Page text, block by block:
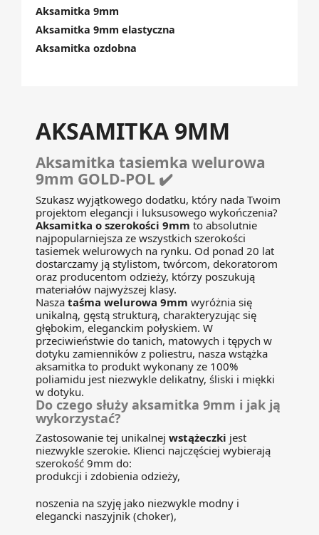
Aksamitka 9mm
Aksamitka 9mm elastyczna
Aksamitka ozdobna
AKSAMITKA 9MM
Aksamitka tasiemka welurowa
9mm GOLD-POL ✔️
Szukasz wyjątkowego dodatku, który nada Twoim
projektom elegancji i luksusowego wykończenia?
Aksamitka o szerokości 9mm to absolutnie
najpopularniejsza ze wszystkich szerokości
tasiemek welurowych na rynku. Od ponad 20 lat
dostarczamy ją stylistom, twórcom, dekoratorom
oraz producentom odzieży, którzy poszukują
materiałów najwyższej klasy.
Nasza taśma welurowa 9mm wyróżnia się
unikalną, gęstą strukturą, charakteryzując się
głębokim, eleganckim połyskiem. W
przeciwieństwie do tanich, matowych i tępych w
dotyku zamienników z poliestru, nasza wstążka
aksamitka to produkt wykonany ze 100%
poliamidu jest niezwykle delikatny, śliski i miękki
w dotyku.
Do czego służy aksamitka 9mm i jak ją
wykorzystać?
Zastosowanie tej unikalnej wstążeczki jest
niezwykle szerokie. Klienci najczęściej wybierają
szerokość 9mm do:
produkcji i zdobienia odzieży,
noszenia na szyję jako niezwykle modny i
elegancki naszyjnik (choker),